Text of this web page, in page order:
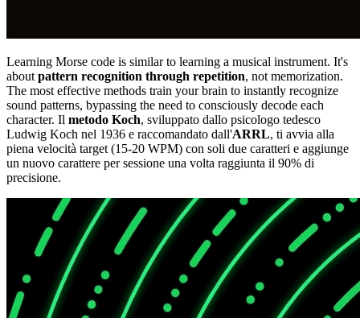
Learning Morse code is similar to learning a musical instrument. It's
about pattern recognition through repetition, not memorization.
The most effective methods train your brain to instantly recognize
sound patterns, bypassing the need to consciously decode each
character. Il metodo Koch, sviluppato dallo psicologo tedesco
Ludwig Koch nel 1936 e raccomandato dall'ARRL, ti avvia alla
piena velocità target (15-20 WPM) con soli due caratteri e aggiunge
un nuovo carattere per sessione una volta raggiunta il 90% di
precisione.